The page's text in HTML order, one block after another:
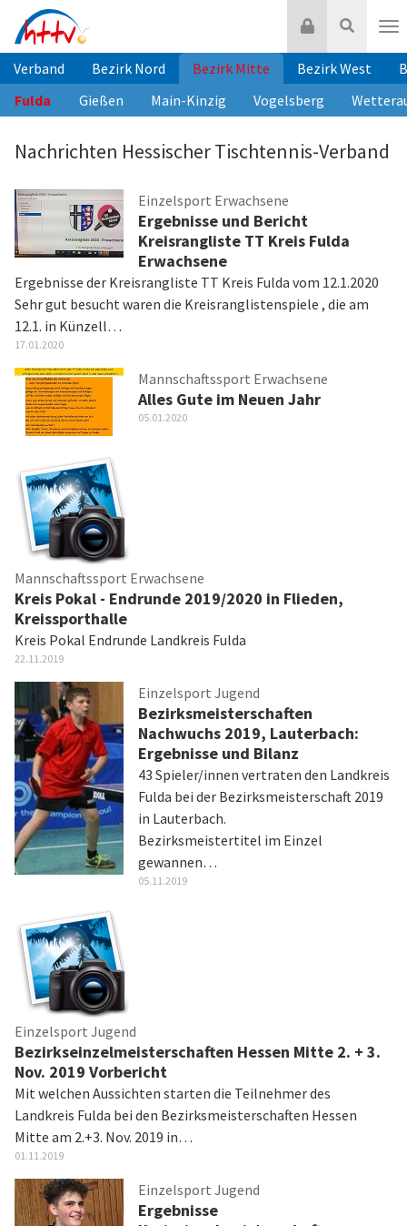
Inhalt
springen
Suche
Login
Verband Bezirk Nord Bezirk Mitte Bezirk West
Fulda
Gießen Main-Kinzig Vogelsberg
Nachrichten Hessischer Tischtennis-Verband
Einzelsport Erwachsene
Ergebnisse und Bericht
Kreisrangliste TT Kreis Fulda
Erwachsene
Ergebnisse der Kreisrangliste TT Kreis Fulda vom 12.1.2020
Sehr gut besucht waren die Kreisranglistenspiele , die am
12.1. in Künzell…
17.01.2020
Mannschaftssport Erwachsene
Alles Gute im Neuen Jahr
05.01.2020
Mannschaftssport Erwachsene
Kreis Pokal - Endrunde 2019/2020 in Flieden,
Kreissporthalle
Kreis Pokal Endrunde Landkreis Fulda
22.11.2019
Einzelsport Jugend
Bezirksmeisterschaften
Nachwuchs 2019, Lauterbach:
Ergebnisse und Bilanz
43 Spieler/innen vertraten den Landkreis
Fulda bei der Bezirksmeisterschaft 2019
in Lauterbach.
Bezirksmeistertitel im Einzel
gewannen…
05.11.2019
Einzelsport Jugend
Bezirkseinzelmeisterschaften Hessen Mitte 2. + 3.
Nov. 2019 Vorbericht
Mit welchen Aussichten starten die Teilnehmer des
Landkreis Fulda bei den Bezirksmeisterschaften Hessen
Mitte am 2.+3. Nov. 2019 in…
01.11.2019
Einzelsport Jugend
Ergebnisse